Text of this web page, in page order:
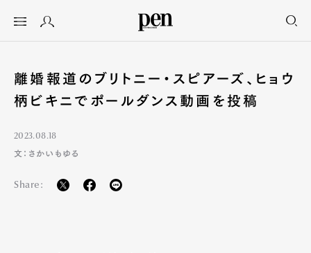
離婚報道のブリトニー・スピアーズ、ヒョウ
柄ビキニでポールダンス動画を投稿
2023.08.18
文：さかいもゆる
Share: